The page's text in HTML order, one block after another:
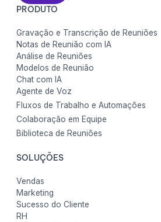
PRODUTO
Gravação e Transcrição de Reuniões
Notas de Reunião com IA
Análise de Reuniões
Modelos de Reunião
Chat com IA
Agente de Voz
Fluxos de Trabalho e Automações
Colaboração em Equipe
Biblioteca de Reuniões
SOLUÇÕES
Vendas
Marketing
Sucesso do Cliente
RH